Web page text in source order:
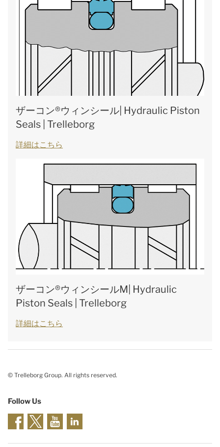
ザーコン®ウィンシール| Hydraulic Piston
Seals | Trelleborg
詳細はこちら
ザーコン®ウィンシールM| Hydraulic
Piston Seals | Trelleborg
詳細はこちら
© Trelleborg Group. All rights reserved.
Follow Us